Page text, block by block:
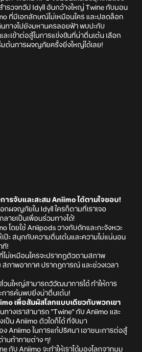
ำรวจทวีป Idyll อันกว้างใหญ่ Twine กับมอน
ที่มีเอกลักษณ์ไม่เหมือนใคร และปลดล็อก
นทางไปยังมหานครลอยฟ้า พบปะกับ
ะเข้าต่อสู้ในการแข่งขันที่น่าตื่นเต้น เลือก
มต้นการผจญภัยครั้งยิ่งใหญ่ได้เลย!
ารจับและสะสม Aniimo ได้ตามใจชอบ!
อกผจญภัยใน Idyll ใครก็ตามที่เราเจอ
ลายเป็นเพื่อนร่วมทางได้!
โดยใช้ Aniipods วางกับดักและกะจังหวะ
เป๊ะ สนุกกับความตื่นเต้นและความไม่แน่นอน
ที!
ไม่เหมือนใครจะปรากฏตัวตามสภาพ
สภาพอากาศ ปรากฏการณ์ และช่วงเวลา
วนใหญ่สามารถวิวัฒนาการได้ ทำให้การ
การค้นพบยิ่งน่าตื่นเต้น!
เพื่อสัมผัสโลกแบบเดียวกับพวกเขา
นทางเราสามารถ "Twine" กับ Aniimo และ
เป็น Aniimo ตัวใดก็ได้ ที่จับมา
ง Aniimo ในการแก้ปริศนา เอาชนะการต่อสู้
านท้าทายต่าง ๆ!
กับ Aniimo จะทำให้เราได้มองโลกจากมุม